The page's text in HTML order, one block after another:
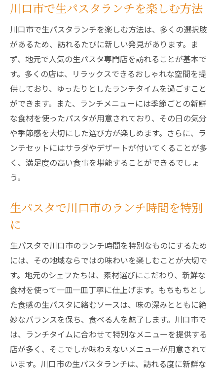
インテリアが魅力の川口市ランチスポット
川口市で生パスタを楽しむおしゃれな空間
デザインが素敵な川口市の生パスタ店
川口市のランチでおしゃれなひとときを
生パスタとインテリアが魅力の川口市店
川口市で生パスタランチを楽しむ方法
川口市で生パスタランチを楽しむ方法は、多くの選択肢
があるため、訪れるたびに新しい発見があります。ま
ず、地元で人気の生パスタ専門店を訪れることが基本で
す。多くの店は、リラックスできるおしゃれな空間を提
供しており、ゆったりとしたランチタイムを過ごすこと
ができます。また、ランチメニューには季節ごとの新鮮
な食材を使ったパスタが用意されており、その日の気分
や季節感を大切にした選び方が楽しめます。さらに、ラ
ンチセットにはサラダやデザートが付いてくることが多
く、満足度の高い食事を堪能することができるでしょ
う。
生パスタで川口市のランチ時間を特別
に
生パスタで川口市のランチ時間を特別なものにするため
には、その地域ならではの味わいを楽しむことが大切で
す。地元のシェフたちは、素材選びにこだわり、新鮮な
食材を使って一皿一皿丁寧に仕上げます。もちもちとし
た食感の生パスタに絡むソースは、味の深みとともに絶
妙なバランスを保ち、食べる人を魅了します。川口市で
は、ランチタイムに合わせて特別なメニューを提供する
店が多く、そこでしか味わえないメニューが用意されて
います。川口市の生パスタランチは、訪れる度に新鮮な